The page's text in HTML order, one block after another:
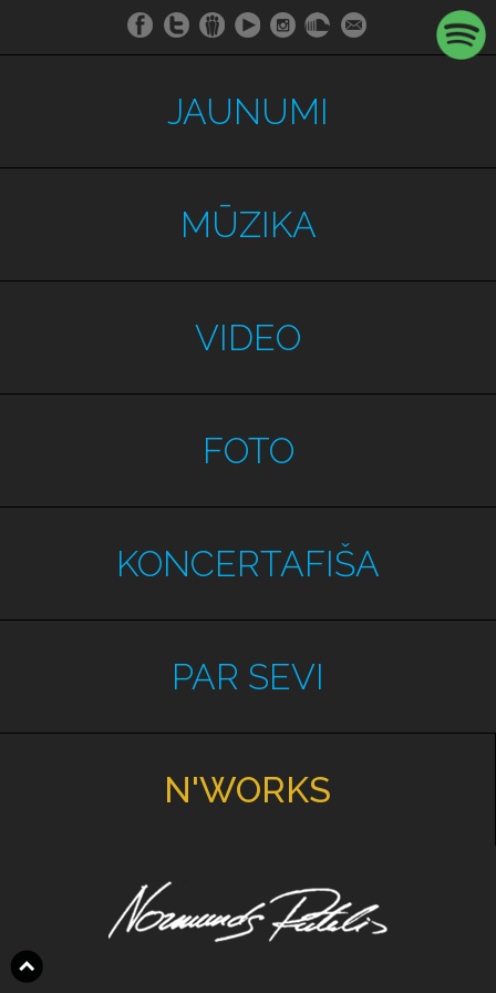
JAUNUMI
MŪZIKA
VIDEO
FOTO
KONCERTAFIŠA
PAR SEVI
N'WORKS